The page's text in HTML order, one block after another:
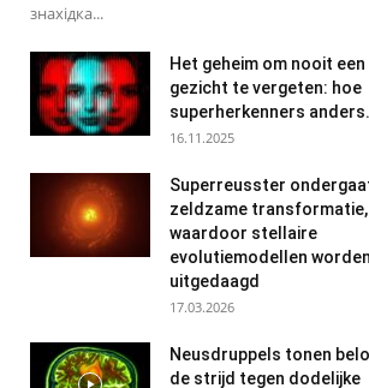
знахідка...
Het geheim om nooit een
gezicht te vergeten: hoe
superherkenners
16.11.2025
Superreusster
zeldzame transformatie,
waardoor stellaire
evolutiemodellen worden
uitgedaagd
17.03.2026
Neusdruppels tonen
de strijd tegen dodelijke